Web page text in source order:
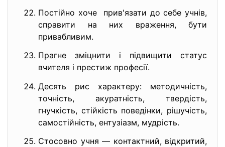
Постійно хоче прив'язати до себе учнів,
справити на них враження, бути
привабливим.
Прагне зміцнити і підвищити статус
вчителя і престиж професії.
Десять рис характеру: методичність,
точність, акуратність, твердість,
гнучкість, стійкість поведінки, рішучість,
самостійність, ентузіазм, мудрість.
Стосовно учня — контактний, відкритий,